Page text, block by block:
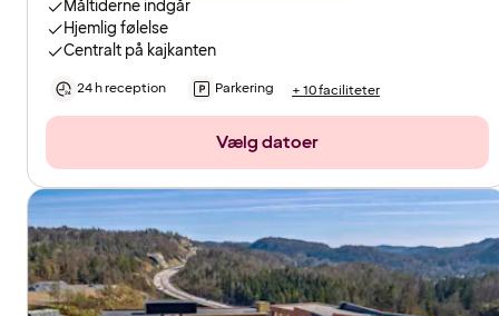
Måltiderne indgår
Hjemlig følelse
Centralt på kajkanten
24 h reception Parkering + 10 faciliteter
Vælg datoer